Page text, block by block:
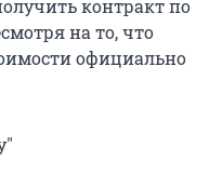
контракт по
на то, что
официально